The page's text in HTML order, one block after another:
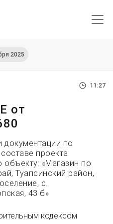
2025
11:27
от
документации по
проекта
объекту: «Магазин по
Туапсинский район,
с.
43 б»
кодексом